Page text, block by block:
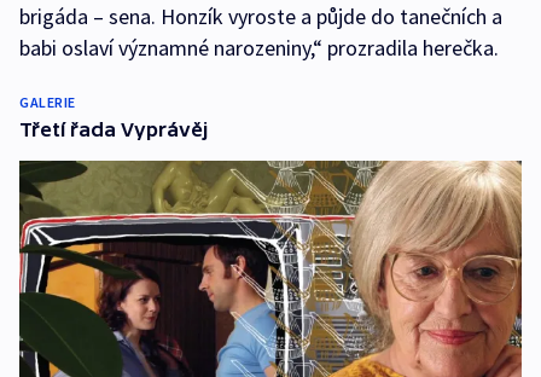
brigáda – sena. Honzík vyroste a půjde do tanečních a
babi oslaví významné narozeniny,“ prozradila herečka.
GALERIE
Třetí řada Vyprávěj